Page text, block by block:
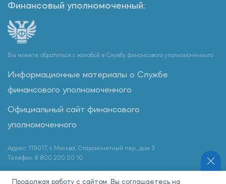
Финансовый уполномоченный:
Вы можете обратиться с жалобой в Службу финансового уполномоченного
Информационные материалы о Службе
финансового уполномоченного
Официальный сайт финансового
уполномоченного
Адрес: 119017, г. Москва, Старомонетный пер., дом 3
Телефон: 8 800 200 00 10
Продолжая работу с сайтом, Вы соглашаетесь на